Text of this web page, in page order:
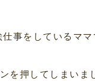
事をしているマ
を押してしまい